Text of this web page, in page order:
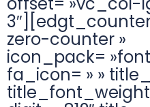
zero-counter »
icon_pack=
fa_icon= » »